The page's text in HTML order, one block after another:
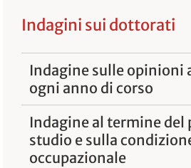
Indagini sui dottorati
Indagine sulle opinioni
ogni anno di corso
Indagine al termine del
studio e sulla
occupazionale